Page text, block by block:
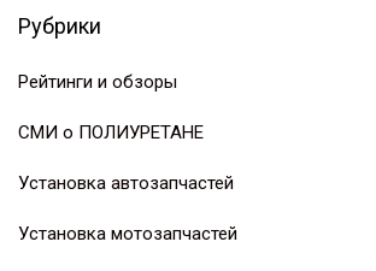
Рубрики
Рейтинги и обзоры
СМИ о ПОЛИУРЕТАНЕ
Установка автозапчастей
Установка мотозапчастей